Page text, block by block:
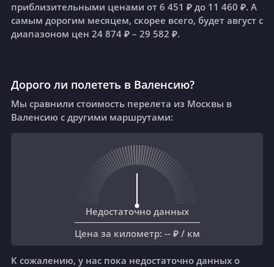
приблизительными ценами от 6 451 ₽ до 11 460 ₽. А
самым дорогим месяцем, скорее всего, будет август с
диапазоном цен 24 874 ₽ – 29 582 ₽.
Дорого ли полететь в Валенсию?
Мы сравнили стоимость перелета из Москвы в
Валенсию с другими маршрутами:
Недостаточно данных
Цена за километр: -- ₽ / км
К сожалению, у нас пока недостаточно данных о